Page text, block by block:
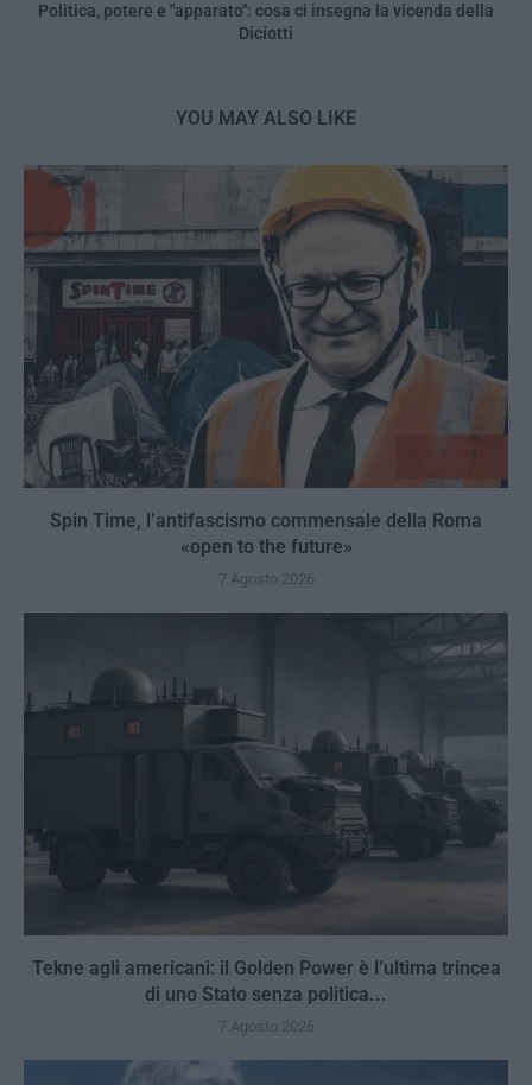
Politica, potere e "apparato": cosa ci insegna la vicenda della
Diciotti
YOU MAY ALSO LIKE
Spin Time, l’antifascismo commensale della Roma
«open to the future»
7 Agosto 2026
Tekne agli americani: il Golden Power è l’ultima trincea
di uno Stato senza politica...
7 Agosto 2026